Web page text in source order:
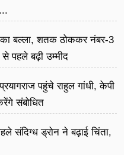
बल्ला, शतक ठोककर नंबर-3
पहले बढ़ी उम्मीद
पहुंचे राहुल गांधी, केपी
संबोधित
संदिग्ध ड्रोन ने बढ़ाई चिंता,